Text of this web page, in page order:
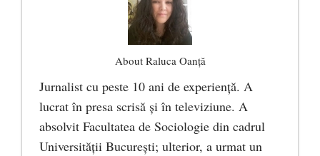
About Raluca Oanță
Jurnalist cu peste 10 ani de experiență. A
lucrat în presa scrisă și în televiziune. A
absolvit Facultatea de Sociologie din cadrul
Universității București; ulterior, a urmat un